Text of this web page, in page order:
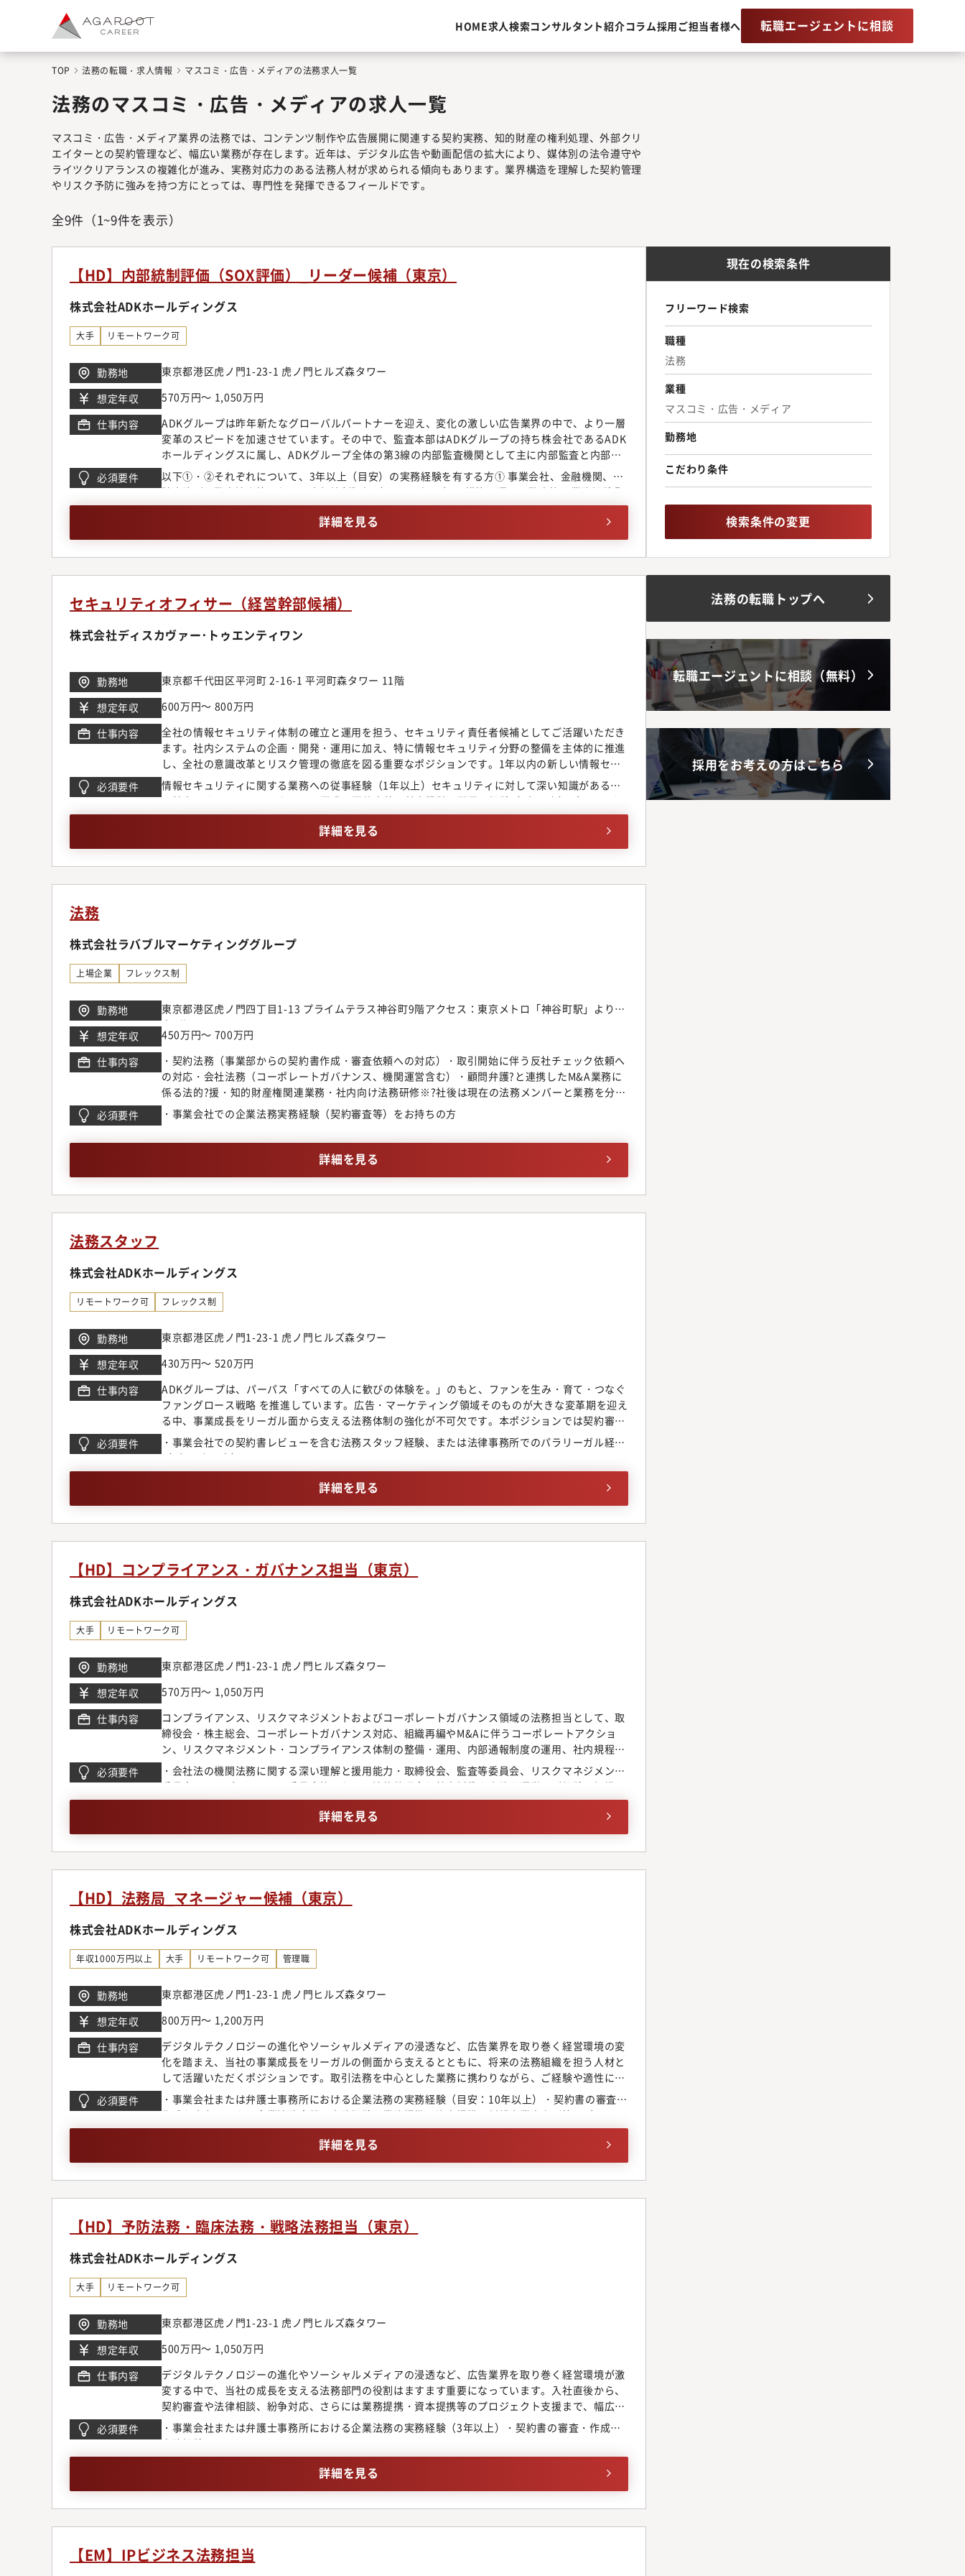
HOME求人検索コンサルタント紹介コラム採用ご担当者様へ 転職エージェントに相談
TOP 法務の転職・求人情報 マスコミ・広告・メディアの法務求人一覧
法務のマスコミ・広告・メディアの求人一覧
マスコミ・広告・メディア業界の法務では、コンテンツ制作や広告展開に関連する契約実務、知的財産の権利処理、外部クリ
エイターとの契約管理など、幅広い業務が存在します。近年は、デジタル広告や動画配信の拡大により、媒体別の法令遵守や
ライツクリアランスの複雑化が進み、実務対応力のある法務人材が求められる傾向もあります。業界構造を理解した契約管理
やリスク予防に強みを持つ方にとっては、専門性を発揮できるフィールドです。
全9件 （1~9件を表示）
【HD】内部統制評価（SOX評価）_リーダー候補（東京）
株式会社ADKホールディングス
大手 リモートワーク可
勤務地
東京都港区虎ノ門1-23-1 虎ノ門ヒルズ森タワー
想定年収
570万円～ 1,050万円
仕事内容
ADKグループは昨年新たなグローバルパートナーを迎え、変化の激しい広告業界の中で、より一層
変革のスピードを加速させています。その中で、監査本部はADKグループの持ち株会社であるADK
ホールディングスに属し、ADKグループ全体の第3線の内部監査機関として主に内部監査と内部統
制評価（SOX評価）を行っています。今回は、監査本部の一員として、以下業務に従事頂ける方を
募集しています。韓国親会社の上場に伴い、現在は「K-SOX（韓国内部統制基準）」の新規構築と
いう、グループにとって極めて重要なフェーズにあります。2026年度の運用開始に向け、親会社
側との頻繁な連携を通じ、グローバル水準の仕組みをゼロから形にしていく「構築メンバー」を求
す。まずは、局長の下でアサインされたプロジェクトのメンバーとして従事頂き、業務に慣れて頂
いた後は、プロジェクトのチームリーダーとして、数名のメンバーを率いてプロジェクトを遂行頂
くことを想定しています。・内部監査の実施・内部監査の企画等の実施・内部統制評価（SOX評
価）の実施・各種オフサイトモニタリングの実施・臨時監査（ヘルプライン等内部通報対応など）
ループ全体のガバナンス体制及びリスクマネジメントシステムを強化を図りつつ、グループ全体で
員；15名程度（2局構成）・中途入社比率：約4割は監査本部への中途入社・年齢層：40代～50代
（現状では多くて年に1～2回程度）・転勤：当面想定していません。ハイブリッド勤務やフレック
スタイム制など、各自の生活パターンに合わせた自由度の高い働き方が可能です。また、内部監査
に係る資格取得への援助制度があり、ADKの内部監査人としてのスキル習得を部門でサポートして
います。監査本部ではADKグループに長く勤めるメンバーと外部で内部監査等の経験を積んで中途
にありますので、積極的に新しい業務の提案をできる方を求めています。■仕事の魅力当該ポジ
ションは、経営層に近い立ち位置でグループ全体の企業活動を俯瞰し、会計・法令・内部統制など
幅広い専門性を磨くことで、プロフェッショナルとして飛躍できる環境です。特に現在は、韓国親
会社の上場に伴う「K-SOX（韓国内部統制基準）」の新規構築という、極めて希少なフェーズにあ
ります。韓国HQと直接議論を交わしながら、グループ全体の仕組みをゼロから形にしていく手応
監査本部内での局異動の可能性はあります。
必須要件
以下①・②それぞれについて、3年以上（目安）の実務経験を有する方① 事業会社、金融機関、会
計事務所、監査法人等における内部統制評価（J-SOX／SOX）の構築、運用、監査等の業務経験②
IT全般統制（ITGC）の評価経験
詳細を見る
セキュリティオフィサー（経営幹部候補）
株式会社ディスカヴァー･トゥエンティワン
勤務地
東京都千代田区平河町 2-16-1 平河町森タワー 11階
想定年収
600万円～ 800万円
仕事内容
全社の情報セキュリティ体制の確立と運用を担う、セキュリティ責任者候補としてご活躍いただき
ます。社内システムの企画・開発・運用に加え、特に情報セキュリティ分野の整備を主体的に推進
し、全社の意識改革とリスク管理の徹底を図る重要なポジションです。1年以内の新しい情報セ
キュリティポリシーの全社導入を目指し、その達成に向けた戦略策定から実行までを一気通貫で担
当いただきます。● 情報セキュリティポリシーの作成、改訂、導入、およびポリシーに定められた
運用業務の的確な遂行● 情報セキュリティ体制の整備、導入、運用、情報セキュリティマネジメン
ト● SOCの立ち上げと運営● 全社員への啓蒙、意識改革を目的とした研修や情報発信の企画・実
必須要件
情報セキュリティに関する業務への従事経験（1年以上）セキュリティに対して深い知識があるこ
と社内SEあるいはSIerにおいて、要求・要件定義、基本設計、開発の経験（3年以上）プロジェク
トマネジメント経験（1年以上）抽象度の高い課題を分解し、具体的なアクションレベルまで落と
詳細を見る
法務
株式会社ラバブルマーケティンググループ
上場企業 フレックス制
勤務地
東京都港区虎ノ門四丁目1-13 プライムテラス神谷町9階アクセス：東京メトロ「神谷町駅」より徒
歩3分
想定年収
450万円～ 700万円
仕事内容
・契約法務（事業部からの契約書作成・審査依頼への対応）・取引開始に伴う反社チェック依頼へ
の対応・会社法務（コーポレートガバナンス、機関運営含む）・顧問弁護?と連携したM&A業務に
係る法的?援・知的財産権関連業務・社内向け法務研修※?社後は現在の法務メンバーと業務を分担
し、専?職として実務の最前線で?を発揮していただくことを期待しています。【ポジションの
魅?】・東証グロース上場企業の成?を?える実感：2021年の上場後、売上?が前年同期?44.1%増を
記録するなど急成?中のグループにおいて、法務の?場から組織基盤の強化に直接貢献できます。・
幅広い法務実務への挑戦：1名体制の組織であるため、契約審査から機関運営、さらにはM&Aに伴
必須要件 ・事業会社での企業法務実務経験（契約審査等）をお持ちの方
詳細を見る
法務スタッフ
株式会社ADKホールディングス
リモートワーク可 フレックス制
勤務地
東京都港区虎ノ門1-23-1 虎ノ門ヒルズ森タワー
想定年収
430万円～ 520万円
仕事内容
ADKグループは、パーパス「すべての人に歓びの体験を。」のもと、ファンを生み・育て・つなぐ
ファングロース戦略 を推進しています。広告・マーケティング領域そのものが大きな変革期を迎え
る中、事業成長をリーガル面から支える法務体制の強化が不可欠です。本ポジションでは契約審査
や法律相談、紛争対応等に携わり、ADKの挑戦を支える「事業推進型の法務人材」として成長して
いただきます。【具体的な業務内容】・各種契約書（和文中心）の一次レビュー・チェック・事業
部門からの法務相談に関する調査補助・広告関連法規・個人情報保護法・取適法などに関する基礎
検討・法令改正に伴う社内ルール改定の補助・プロジェクト（新サービス、業務提携など）におけ
■ファングロース戦略をリーガル面から支える醍醐味ADKの提供価値は「ファンを生み、深い関係
を育てること」。法務はその挑戦に対して契約や法規対応を通じて「安心して挑戦できる基盤」を
創ります。■ADK PRIDE「全員が、変革者。」を体現できる環境停滞を恐れず、学び続け、挑戦
し、多様性を掛け合わせ、結果にコミットする。若手でも「変革者」として活躍が期待される環境
です。【キャリアパス】入社後は、先輩社員からのサポートを受け、既存メンバーと協働しながら
担当業務を持ち、当社グループの事業や法務局の進め方を理解していただきます。その後は経験や
志向に応じて役割の幅を広げ、事業に伴走する法務担当として活躍いただく想定です。将来的に
は、専門性を深める、プロジェクトをリードする、マネジメントに関与するなど、複数のキャリア
の方向性があります。
必須要件
・事業会社での契約書レビューを含む法務スタッフ経験、または法律事務所でのパラリーガル経験
（1年以上目安）
詳細を見る
【HD】コンプライアンス・ガバナンス担当（東京）
株式会社ADKホールディングス
大手 リモートワーク可
勤務地
東京都港区虎ノ門1-23-1 虎ノ門ヒルズ森タワー
想定年収
570万円～ 1,050万円
仕事内容
コンプライアンス、リスクマネジメントおよびコーポレートガバナンス領域の法務担当として、取
締役会・株主総会、コーポレートガバナンス対応、組織再編やM&Aに伴うコーポレートアクショ
ン、リスクマネジメント・コンプライアンス体制の整備・運用、内部通報制度の運用、社内規程の
整備、株式実務、コンプライアンス教育の実施、反社会的勢力排除体制の運用、法規制対応など、
幅広い業務をご担当いただく予定です。特に現在は、グループの新体制移行に伴い、既存のガバナ
ンス・リスク管理手法をアップデートしていく重要なフェーズにあります。従来の運用を維持する
だけでなく、新体制に合わせたより実効性の高いルール作りや、各社への丁寧な定着化を実務面か
A案件における会社法等の実務対応取適法（旧下請法）など各種法規制への対応リスクマネジメン
ト委員会、コンプライアンス委員会の事務局リスクマネジメント施策の取組み内部通報制度／取引
先通報制度の整備、運用定款その他社内規程の整備、運用稟議その他社内決裁制度の整備、運用株
式および新株予約権の発行、管理等コンプライアンス教育、風土改革プログラムの計画、実施反社
会的勢力排除体制の整備、運用■配属部署のミッション・ビジョン社内外のニーズに応えうる合理
的な経営判断と会社経営の健全性を守り、「すべての人に『歓びの体験』を。」というADKパーパ
スの土台造りを、コンプライアンス、コーポレートガバナンスにより実践・実現することを目指し
ます。＜配属組織について＞在籍メンバー：９名本部中途比率：約50％事業会社出身、法律事務所
出身など、多様な法務バックグラウンドを持つメンバーが協働しています。週2日の出勤を基本と
OJT + ADK独自研修（ADK UNIVERSITY 等） により、若手も成長しやすい環境です。【仕事の魅
力】部門内の幅広い業務に携わるため、特定の領域に縛られず、組織運営の全体像を把握する視点
が身につきます。また、グローバル展開に伴う組織の変化を肌で感じながら、自身のサポートに
よって部署が円滑に機能していく手応えをダイレクトに実感できるポジションです。特に現在は、
グループの新体制移行に伴い、国内グループ各社へのガバナンス体制の適用や、既存のリスク管理
手法の見直しを推進しているフェーズです。現場の実情に即した「より実効性のある仕組み」を自
ら考え、形にしていくプロセスを経験できるのは、今のADKならではの醍醐味です。【キャリアパ
ス】コーポレートガバナンス、リスクコンプライアンス領域とも、マネジメントや法務・ファイナ
必須要件
・会社法の機関法務に関する深い理解と援用能力・取締役会、監査等委員会、リスクマネジメント
委員会、コンプライアンス委員会等における法的整理含む社内折衝や事務局運営のご経験・組織再
編における法的なコーポレートアクションガバナンス手続きのご経験
詳細を見る
【HD】法務局_マネージャー候補（東京）
株式会社ADKホールディングス
年収1000万円以上 大手 リモートワーク可 管理職
勤務地
東京都港区虎ノ門1-23-1 虎ノ門ヒルズ森タワー
想定年収
800万円～ 1,200万円
仕事内容
デジタルテクノロジーの進化やソーシャルメディアの浸透など、広告業界を取り巻く経営環境の変
化を踏まえ、当社の事業成長をリーガルの側面から支えるとともに、将来の法務組織を担う人材と
して活躍いただくポジションです。取引法務を中心とした業務に携わりながら、ご経験や適性に応
じて、法務組織内における後進の育成や業務改善にとどまらず、事業部門に寄り添いビジネスを共
に前に進める伴走者としての重要案件のリードや、横断プロジェクトの牽引など、より裁量と影響
力の大きなミッションをお任せしていく想定です。特に現在は、グループの新体制移行に伴い、国
内グループ各社へと法務管理の対象範囲を拡大し、既存の契約審査手法や判断基準を再整備してい
だくことを想定しています。入社後は、既存のマネジメント体制やグループ長と連携しながら業務
に関与し、ご経験や適性に応じて、段階的に後進の育成や業務改善のリード、事業部門に伴走する
重要プロジェクトの牽引など、より裁量と影響力の大きな役割を担っていただきます。＜法務局の
業務内容＞法務局は約20名規模の組織として、以下の業務を担っています。・契約書（和文・英
文）の審査・作成および契約条件に関する交渉支援・広告関連法規、個人情報保護法、取適法・フ
リーランス保護法等を中心とした法律相談対応・海外事業者との取引や英文契約を含む案件への法
務対応（ご経験・スキルに応じて）・業務提携・資本提携、新規事業立上げ等のプロジェクト案件
に対する法務支援・知的財産権（商標・特許等）の管理・申請支援、紛争対応およびコンプライア
ンス対応の支援・法令改正や事業環境の変化を踏まえた社内ルール・業務フローの検討・改善、業
共有、教育・情報発信■配属部署のミッション・ビジョンADKグループは、パーパスとして「すべ
ての人に『歓びの体験』を。」を掲げ、顧客体験価値の創造を軸としたビジネスへの転換を進めて
います。こうした変化の中で法務局は、広告・マーケティング事業を中心に、契約対応や法的リス
ク管理を担うとともに、新規事業やデジタル領域など、変化の大きいテーマにおいて、事業部門と
並走しながら、挑戦を後押しする役割を担っています。法務局のミッションは、法的な正しさだけ
にとらわれるのではなく、事業の背景や狙いを理解したうえで、リスクを整理し、実現に向けた選
択肢を提示することで、ADKグループの「顧客体験創造」をリーガルの側面から支えることです。
また、「全員が、改革者。」というバリューのもと、法務局自身も業務の進め方や仕組みを見直し
なく、案件内容や状況に応じて、グループ長やメンバーと連携・相談しながら対応する体制を取っ
ています。新卒・中途、出身業界や性別を問わず多様なメンバーが在籍しており、中途入社者もそ
必須要件
・事業会社または弁護士事務所における企業法務の実務経験（目安：10年以上）・契約書の審査・
作成を中心とした、企業法務全般の実務経験・業務提携・資本提携、新規事業立上げ等のプロジェ
クト案件への関与経験・法務部門またはそれに準ずる組織において、チームや案件をリードした経
験（正式なラインマネジメントに限らず、複数名での業務推進・統括経験を含む）
詳細を見る
【HD】予防法務・臨床法務・戦略法務担当（東京）
株式会社ADKホールディングス
大手 リモートワーク可
勤務地
東京都港区虎ノ門1-23-1 虎ノ門ヒルズ森タワー
想定年収
500万円～ 1,050万円
仕事内容
デジタルテクノロジーの進化やソーシャルメディアの浸透など、広告業界を取り巻く経営環境が激
変する中で、当社の成長を支える法務部門の役割はますます重要になっています。入社直後から、
契約審査や法律相談、紛争対応、さらには業務提携・資本提携等のプロジェクト支援まで、幅広い
実務に携わっていただきます。特に現在は、グループの新体制移行に伴い、国内グループ各社に対
するリーガル機能の展開や、既存の契約管理手法の見直しを進めています。単に型を運用するだけ
でなく、グループ各社の実情に即した、納得感のある法務サポートの形を自ら考え、定着させてい
くプロセスを具体的に推進いただける方を募集しています。法務担当者として、未知の領域に対し
契約を含む案件への法務対応（ご経験・スキルに応じて）・業務提携・資本提携、新規事業立上
げ、新規サービス導入等のプロジェクト案件に対する法務支援・商標、特許等知的財産権の管理、
必須要件
・事業会社または弁護士事務所における企業法務の実務経験（3年以上）・契約書の審査・作成の
実務経験
詳細を見る
【EM】IPビジネス法務担当
現在の検索条件
フリーワード検索
職種
法務
業種
マスコミ・広告・メディア
勤務地
こだわり条件
検索条件の変更
法務の転職トップへ
転職エージェントに相談（無料）
採用をお考えの方はこちら